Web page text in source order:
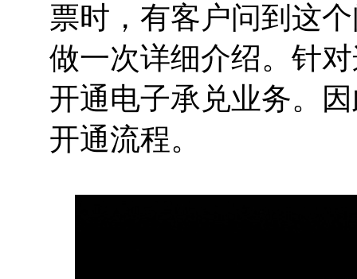
票时，有客户问到这
做一次详细介绍。针
开通电子承兑业务。
开通流程。